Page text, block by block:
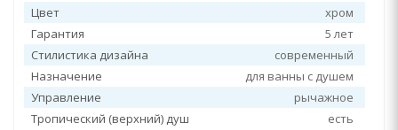
Цвет
хром
Гарантия
5 лет
Стилистика дизайна
современный
Назначение
для ванны с душем
Управление
рычажное
Тропический (верхний) душ
есть